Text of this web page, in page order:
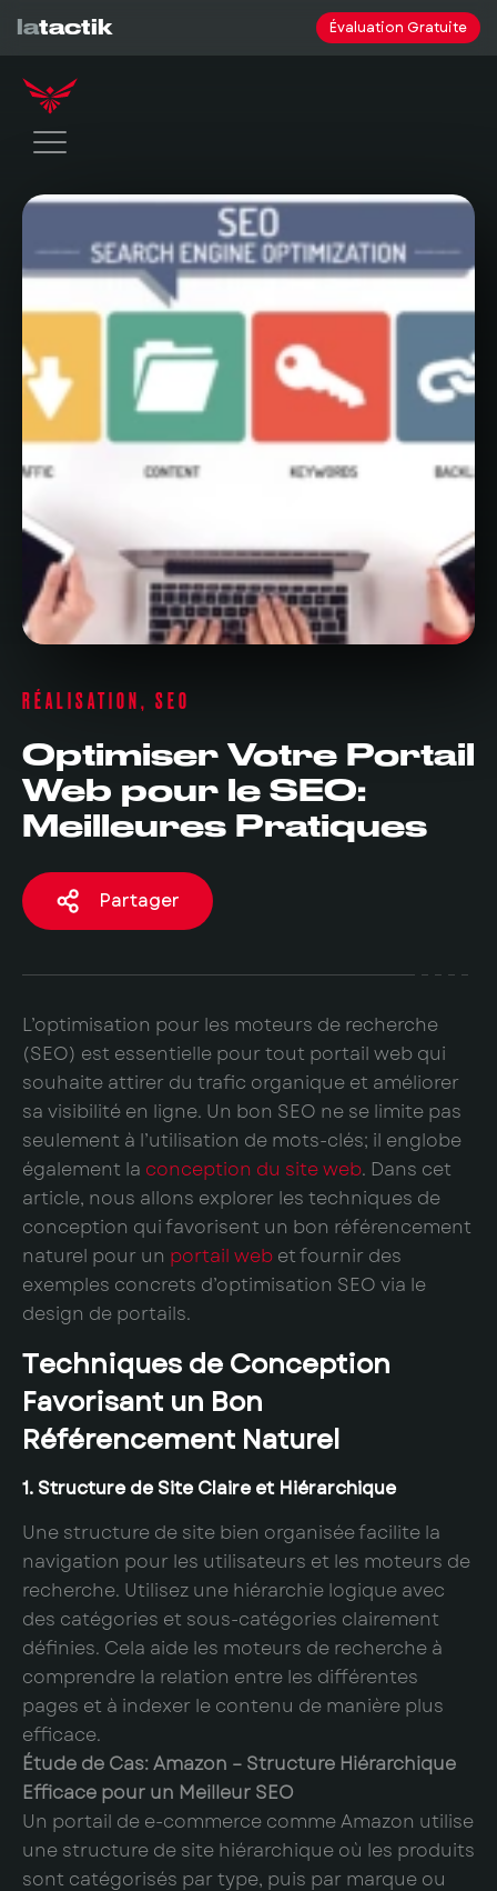
latactik Évaluation Gratuite
RÉALISATION, SEO
Optimiser Votre Portail
Web pour le SEO:
Meilleures Pratiques
Partager
L’optimisation pour les moteurs de recherche
(SEO) est essentielle pour tout portail web qui
souhaite attirer du trafic organique et améliorer
sa visibilité en ligne. Un bon SEO ne se limite pas
seulement à l’utilisation de mots-clés; il englobe
également la conception du site web. Dans cet
article, nous allons explorer les techniques de
conception qui favorisent un bon référencement
naturel pour un portail web et fournir des
exemples concrets d’optimisation SEO via le
design de portails.
Techniques de Conception
Favorisant un Bon
Référencement Naturel
1. Structure de Site Claire et Hiérarchique
Une structure de site bien organisée facilite la
navigation pour les utilisateurs et les moteurs de
recherche. Utilisez une hiérarchie logique avec
des catégories et sous-catégories clairement
définies. Cela aide les moteurs de recherche à
comprendre la relation entre les différentes
pages et à indexer le contenu de manière plus
efficace.
Étude de Cas: Amazon – Structure Hiérarchique
Efficace pour un Meilleur SEO
Un portail de e-commerce comme Amazon utilise
une structure de site hiérarchique où les produits
sont catégorisés par type, puis par marque ou